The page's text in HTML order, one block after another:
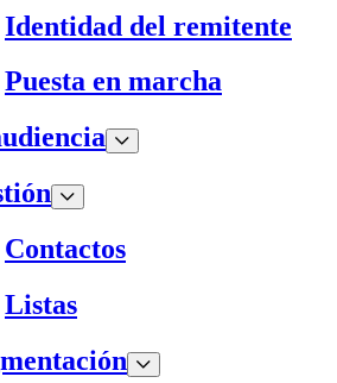
Identidad del remitente
Puesta en marcha
Contactos
Listas